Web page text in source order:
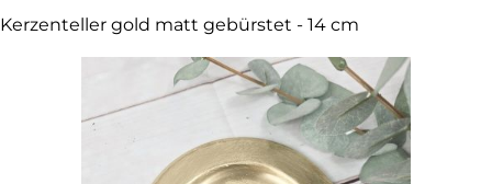
Kerzenteller gold matt gebürstet - 14 cm